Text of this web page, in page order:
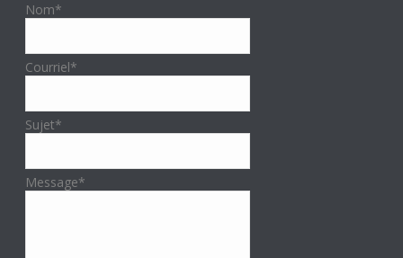
Nom*
Courriel*
Sujet*
Message*